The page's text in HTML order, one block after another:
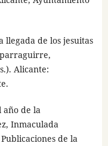
llegada de los jesuitas
Alicante:
año de la
Inmaculada
de la